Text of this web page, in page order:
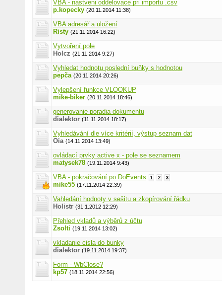
VBA - nastveni oddelovace pri importu .csv
p.kopecky (20.11.2014 11:38)
VBA adresář a uložení
Risty (21.11.2014 16:22)
Vytvoření pole
Holcz (21.11.2014 9:27)
Vyhledat hodnotu poslední buňky s hodnotou
pepča (20.11.2014 20:26)
Vylepšení funkce VLOOKUP
mike-biker (20.11.2014 18:46)
generovanie poradia dokumentu
dialektor (11.11.2014 18:17)
Vyhledávání dle více kritérií, výstup seznam dat
Oia (14.11.2014 13:49)
ovládací prvky active x - pole se seznamem
matysek78 (19.11.2014 9:43)
VBA - pokračování po DoEvents 1 2 3
mike55 (17.11.2014 22:39)
Vahledání hodnoty v sešitu a zkopírování řádku
Holistr (31.1.2012 12:29)
Přehled vkladů a výběrů z účtu
Zsolti (19.11.2014 13:02)
vkladanie cisla do bunky
dialektor (19.11.2014 19:37)
Form - WbClose?
kp57 (18.11.2014 22:56)